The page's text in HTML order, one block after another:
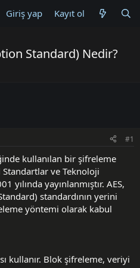
Giriş yap Kayıt ol
Standard) Nedir?
#1
kullanılan bir şifreleme
Standartlar ve Teknoloji
yılında yayınlanmıştır. AES,
standardının yerini
yöntemi olarak kabul
kullanır. Blok şifreleme, veriyi